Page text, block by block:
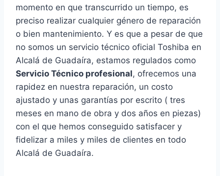
momento en que transcurrido un tiempo, es
preciso realizar cualquier género de reparación
o bien mantenimiento. Y es que a pesar de que
no somos un servicio técnico oficial Toshiba en
Alcalá de Guadaíra, estamos regulados como
Servicio Técnico profesional, ofrecemos una
rapidez en nuestra reparación, un costo
ajustado y unas garantías por escrito ( tres
meses en mano de obra y dos años en piezas)
con el que hemos conseguido satisfacer y
fidelizar a miles y miles de clientes en todo
Alcalá de Guadaíra.